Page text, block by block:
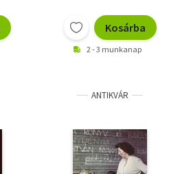
Kosárba
2 - 3 munkanap
ANTIKVÁR